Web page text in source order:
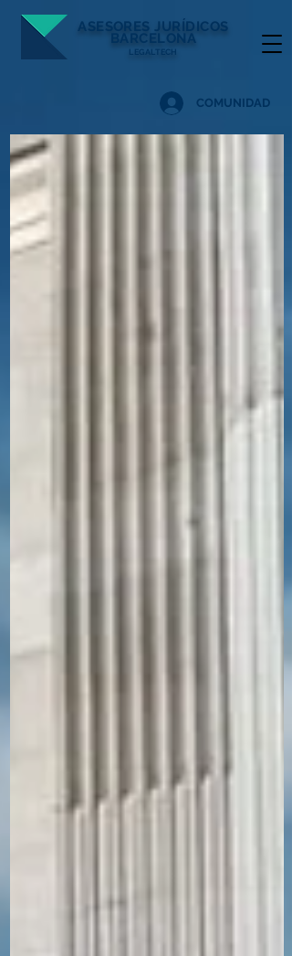
ASESORES JURÍDICOS
BARCELONA
LEGALTECH
COMUNIDAD